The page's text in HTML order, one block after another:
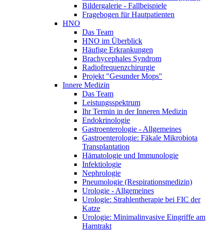
Bildergalerie - Fallbeispiele
Fragebogen für Hautpatienten
HNO
Das Team
HNO im Überblick
Häufige Erkrankungen
Brachycephales Syndrom
Radiofrequenzchirurgie
Projekt "Gesunder Mops"
Innere Medizin
Das Team
Leistungsspektrum
Ihr Termin in der Inneren Medizin
Endokrinologie
Gastroenterologie - Allgemeines
Gastroenterologie: Fäkale Mikrobiota
Transplantation
Hämatologie und Immunologie
Infektiologie
Nephrologie
Pneumologie (Respirationsmedizin)
Urologie - Allgemeines
Urologie: Strahlentherapie bei FIC der
Katze
Urologie: Minimalinvasive Eingriffe am
Harntrakt